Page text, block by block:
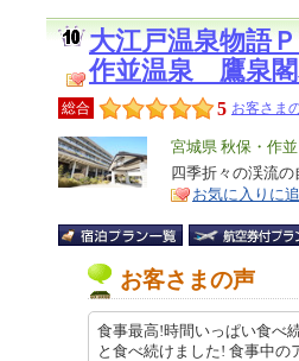
大江戸温泉物語
作並温泉 鷹泉閣
総合 5 お客さま
エ
リ
ア
宮城県 秋保・作並
特
徴
四季折々の渓流
お気に入りに
お客さまの声
食事最高!時間いっぱい食べ
と食べ続けました! 食事中